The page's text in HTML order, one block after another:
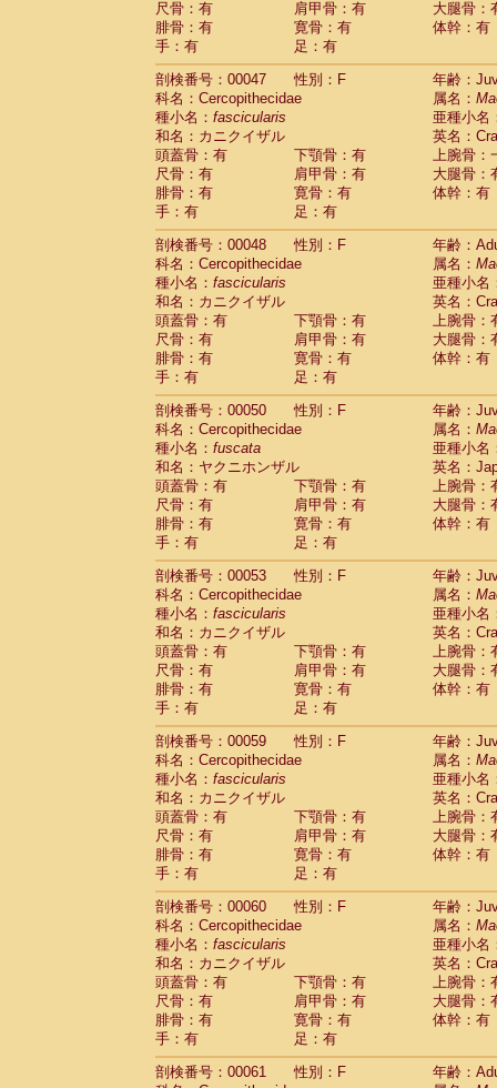
CercopithecidaeNasalis larvatus(0)
CercopithecidaePresbytes
CercopithecidaePygathrix nemaeus
CercopithecidaeSemnopithecus
Cercopithecidae
Trachypithecus
Cercopithecidae
Trachypithecus
Cercopithecidae
Trachypithecus
CercopithecidaeTrachypithecus
CercopithecidaeColobinae spp.(0)
CercopithecidaePresbytesinaespp.(0)
CercopithecidaeCercopithecidae
HylobatidaeHoolock hoolock(1)
HylobatidaeHylobates agilis
HylobatidaeHylobates klossii (0)
Hylobatidae
HylobatidaeHylobates moloch(2)
Hylobatidae Hylobates muelleri(0)
HylobatidaeHylobates pileatus(3)
Hylobatidae Hylobates
HylobatidaeHylobateshybrid(1)
HylobatidaeNomascus concolor(0)
HylobatidaeSymphalangus
Hominidae
(0)
HominidaePan troglodytes
Hominidae Gorilla gorilla beringei(0)
Hominidae Gorilla gorilla gorilla(0)
Primates misc.(0)
Scandentia Dendrogale melanura
Scandentia Ptilocercus lowii
ScandentiaTupaia glis
Scandentia
Scandentia
尺骨：有
肩甲骨：有
大腿骨：
腓骨：有
寛骨：有
体幹：有
手：有
足：有
剖検番号：00047
性別：F
年齢：
科名：Cercopithecidae
属名：
種小名： fascicularis
亜種小名
和名：カニクイザル
英名：
頭蓋骨：有
下顎骨：有
上腕骨：
尺骨：有
肩甲骨：有
大腿骨：
腓骨：有
寛骨：有
体幹：有
手：有
足：有
剖検番号：00048
性別：F
年齢：
科名：Cercopithecidae
属名：
種小名： fascicularis
亜種小名
和名：カニクイザル
英名：
頭蓋骨：有
下顎骨：有
上腕骨：
尺骨：有
肩甲骨：有
大腿骨：
腓骨：有
寛骨：有
体幹：有
手：有
足：有
剖検番号：00050
性別：F
年齢：
科名：Cercopithecidae
属名：
種小名： fuscata
亜種小名
和名：ヤクニホンザル
英名：
頭蓋骨：有
下顎骨：有
上腕骨：
尺骨：有
肩甲骨：有
大腿骨：
腓骨：有
寛骨：有
体幹：有
手：有
足：有
剖検番号：00053
性別：F
年齢：
科名：Cercopithecidae
属名：
種小名： fascicularis
亜種小名
和名：カニクイザル
英名：
頭蓋骨：有
下顎骨：有
上腕骨：
尺骨：有
肩甲骨：有
大腿骨：
腓骨：有
寛骨：有
体幹：有
手：有
足：有
剖検番号：00059
性別：F
年齢：
科名：Cercopithecidae
属名：
種小名： fascicularis
亜種小名
和名：カニクイザル
英名：
頭蓋骨：有
下顎骨：有
上腕骨：
尺骨：有
肩甲骨：有
大腿骨：
腓骨：有
寛骨：有
体幹：有
手：有
足：有
剖検番号：00060
性別：F
年齢：
科名：Cercopithecidae
属名：
種小名： fascicularis
亜種小名
和名：カニクイザル
英名：
頭蓋骨：有
下顎骨：有
上腕骨：
尺骨：有
肩甲骨：有
大腿骨：
腓骨：有
寛骨：有
体幹：有
手：有
足：有
剖検番号：00061
性別：F
年齢：